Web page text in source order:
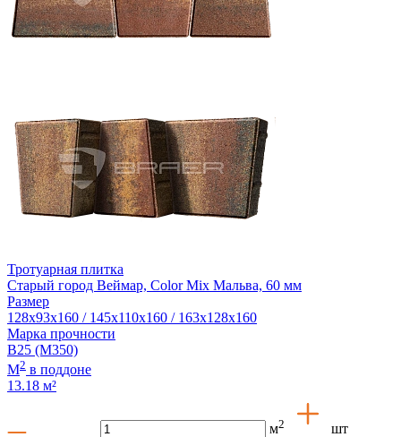
Тротуарная плитка
Старый город Веймар, Color Mix Мальва, 60 мм
Размер
128x93x160 / 145x110x160 / 163x128x160
Марка прочности
В25 (М350)
М2 в поддоне
13.18 м²
м2 шт